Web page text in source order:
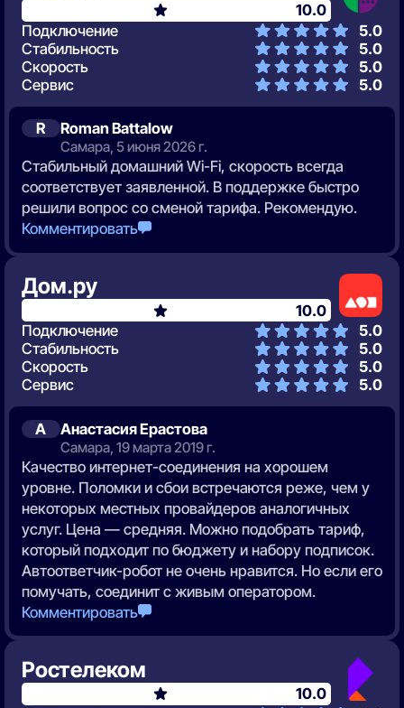
R Roman Battalow
Самара, 5 июня 2026 г.
Стабильный домашний Wi-Fi, скорость всегда
соответствует заявленной. В поддержке быстро
решили вопрос со сменой тарифа. Рекомендую.
Комментировать
10.0
Подключение
5.0
Стабильность
5.0
Скорость
5.0
Сервис
5.0
А Анастасия Ерастова
Самара, 19 марта 2019 г.
Качество интернет-соединения на хорошем
уровне. Поломки и сбои встречаются реже, чем у
некоторых местных провайдеров аналогичных
услуг. Цена — средняя. Можно подобрать тариф,
который подходит по бюджету и набору подписок.
Автоответчик-робот не очень нравится. Но если его
помучать, соединит с живым оператором.
Комментировать
Дом.ру
10.0
Подключение
5.0
Стабильность
5.0
Скорость
5.0
Сервис
5.0
Ростелеком
10.0